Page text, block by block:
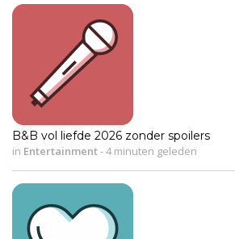
B&B vol liefde 2026 zonder spoilers
in Entertainment-4 minuten geleden